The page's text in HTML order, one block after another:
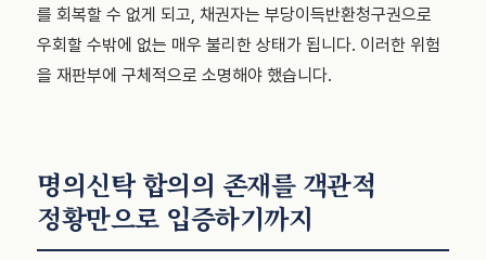
를 회복할 수 없게 되고, 채권자는 부당이득반환청구권으로
우회할 수밖에 없는 매우 불리한 상태가 됩니다. 이러한 위험
을 재판부에 구체적으로 소명해야 했습니다.
명의신탁 합의의 존재를 객관적
정황만으로 입증하기까지